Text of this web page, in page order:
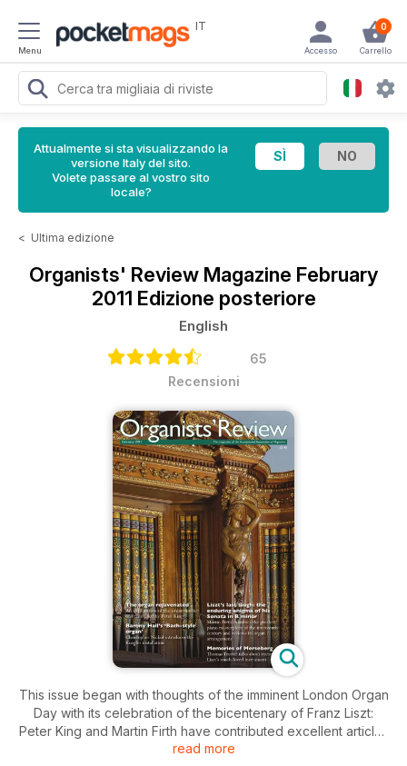
Menu
IT 0
Carrello
Accesso
Attualmente si sta visualizzando la
versione Italy del sito.
Volete passare al vostro sito
locale?
< Ultima edizione
Organists' Review Magazine February
2011 Edizione posteriore
English
65
Recensioni
This issue began with thoughts of the imminent London Organ
Day with its celebration of the bicentenary of Franz Liszt:
Peter King and Martin Firth have contributed excellent articles
about this revolutionary composer. Thoughts then
read more